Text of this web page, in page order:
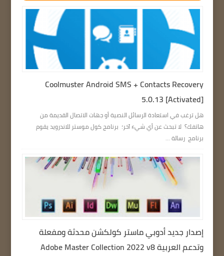
Coolmuster Android SMS + Contacts Recovery
5.0.13 [Activated]
هل ترغب في استعادة الرسائل النصية أو جهات الاتصال القديمة من
هاتفك؟ لا تبحث عن أي شيء آخر؛ برنامج كول موستر للاندرويد يقوم
برنامج رسالة ...
إصدار جديد أدوبي ماستر كولكشن محدثة ومفعلة
وتدعم العربية Adobe Master Collection 2022 v8